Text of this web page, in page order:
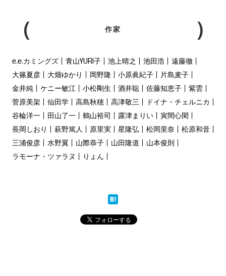
作家
e.e.カミングズ 青山YURI子 池上晴之 池田浩
遠藤徹
大篠夏彦
大畑ゆかり 岡野隆 小原眞紀子
片島麦子
金井純
ケニー敏江 小松剛生 酒井聡 佐藤知恵子
紫雲
菅原美架
仙田学 高島秋穂 高津敬三
ドイナ・チェルニカ
谷輪洋一
田山了一 鶴山裕司 露津まりい
寅間心閑
長岡しおり
萩野篤人 原里実 星隆弘 松岡里奈
松原和音
三浦俊彦
水野翼 山際恭子 山田隆道
山本俊則
ラモーナ・ツァラヌ
りょん